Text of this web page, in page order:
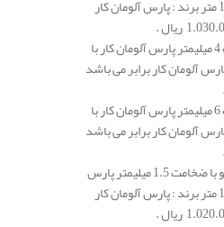
آلومان کار با ابعاد 2*1 متر برند : پارس آلومان کار
قیمت ورق با ضخامت 4 میلیمتر پارس آلومان کار با
: پارس آلومان کار برابر می باشد
قیمت ورق با ضخامت 6 میلیمتر پارس آلومان کار با
: پارس آلومان کار برابر می باشد
قیمت ورق در هر کیلو با ضخامت 1.5 میلیمتر پارس
آلومان کار با ابعاد 2*1 متر برند : پارس آلومان کار